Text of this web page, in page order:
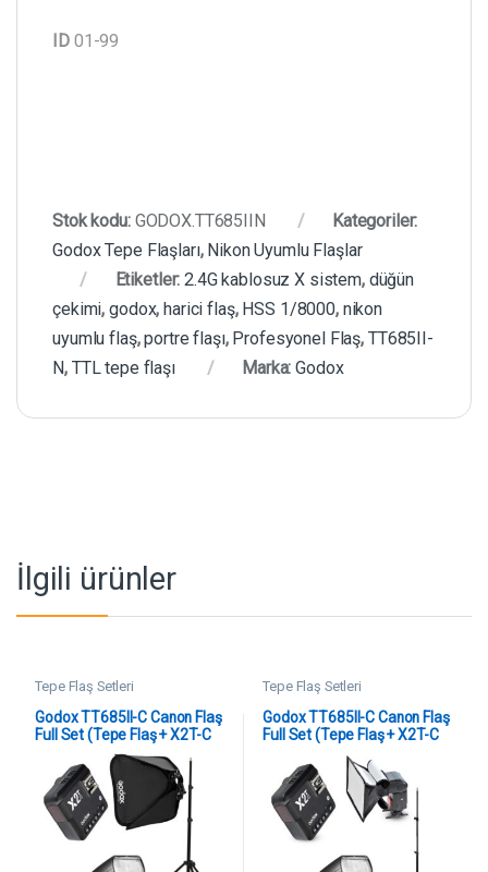
ID 01-99
Stok kodu: GODOX.TT685IIN
Kategoriler:
Godox Tepe Flaşları, Nikon Uyumlu Flaşlar
Etiketler:2.4G kablosuz X sistem, düğün
çekimi,godox,harici flaş, HSS 1/8000, nikon
uyumlu flaş,portre flaşı, Profesyonel Flaş, TT685II-
N, TTL tepe flaşı Marka:Godox
İlgili ürünler
Tepe Flaş Setleri
Godox TT685II-C Canon Flaş
Full Set (Tepe Flaş + X2T-C
Tetikleyici + Işık Ayağı +
50×50 Softbox)
Tepe Flaş Setleri
Godox TT685II-C Canon Flaş
Full Set (Tepe Flaş + X2T-C
Tetikleyici + Işık Ayağı +
20×30 Softbox)